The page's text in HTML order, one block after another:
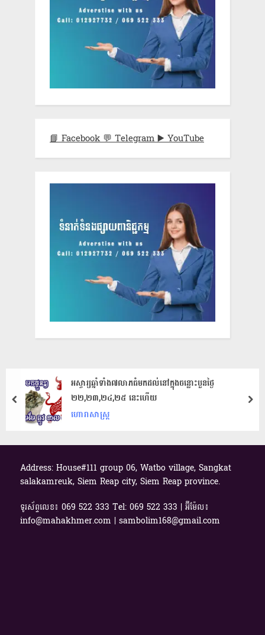
📘 Facebook💬 Telegram▶️ YouTube
អស្ចារ្យឆ្នាំទាំង៧លាភធំមកដល់នៅក្នុងចន្លោះបួនថ្ងៃ
២២,២៣,២៤,២៥ ​នេះហើយ
ហោរាសាស្ត្រ
prev
Address: House#111 group 06, Watbo village, Sangkat
salakamreuk, Siem Reap city, Siem Reap province.
ទូរស័ព្ទលេខ៖ 069​ 522 333 Tel: 069 522 333 | អ៊ីម៉ែល៖
info@mahakhmer.com | sambolim168@gmail.com